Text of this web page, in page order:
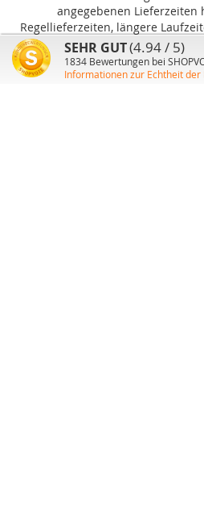
angegebenen Lieferzeiten
Regellieferzeiten, längere
Einzelfall möglich und können
werden.
SEHR GUT(4.94 / 5)
1834 Bewertungen bei
Informationen zur Echtheit